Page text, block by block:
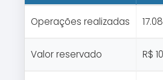
Operações realizadas
Valor reservado R$